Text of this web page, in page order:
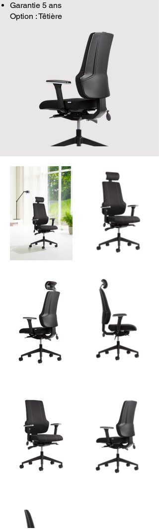
Garantie 5 ans
Option : Têtière